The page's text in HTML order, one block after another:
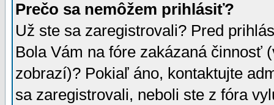
Prečo sa nemôžem prihlásiť?
Už ste sa zaregistrovali? Pred
Bola Vám na fóre zakázaná činnosť
zobrazí)? Pokiaľ áno, kontaktujte
sa zaregistrovali, neboli ste z fóra